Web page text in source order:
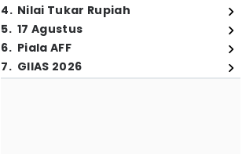
4. Nilai Tukar Rupiah
5. 17 Agustus
6. Piala AFF
7. GIIAS 2026